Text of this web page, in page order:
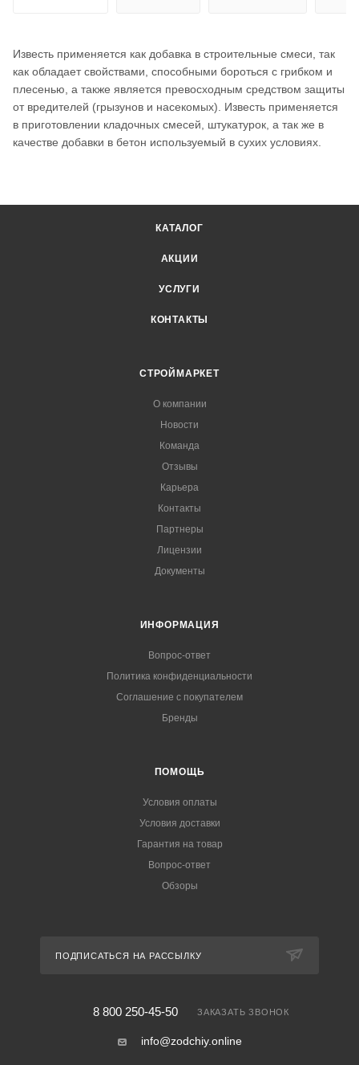
Известь применяется как добавка в строительные смеси, так
как обладает свойствами, способными бороться с грибком и
плесенью, а также является превосходным средством защиты
от вредителей (грызунов и насекомых). Известь применяется
в приготовлении кладочных смесей, штукатурок, а так же в
качестве добавки в бетон используемый в сухих условиях.
КАТАЛОГ
АКЦИИ
УСЛУГИ
КОНТАКТЫ
СТРОЙМАРКЕТ
О компании
Новости
Команда
Отзывы
Карьера
Контакты
Партнеры
Лицензии
Документы
ИНФОРМАЦИЯ
Вопрос-ответ
Политика конфиденциальности
Соглашение с покупателем
Бренды
ПОМОЩЬ
Условия оплаты
Условия доставки
Гарантия на товар
Вопрос-ответ
Обзоры
ПОДПИСАТЬСЯ НА РАССЫЛКУ
8 800 250-45-50 ЗАКАЗАТЬ ЗВОНОК
info@zodchiy.online